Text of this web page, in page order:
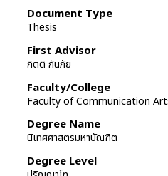
Document Type
Thesis
First Advisor
กิตติ กันภัย
Faculty/College
Faculty of Communication
Degree Name
นิเทศศาสตรมหาบัณฑิต
Degree Level